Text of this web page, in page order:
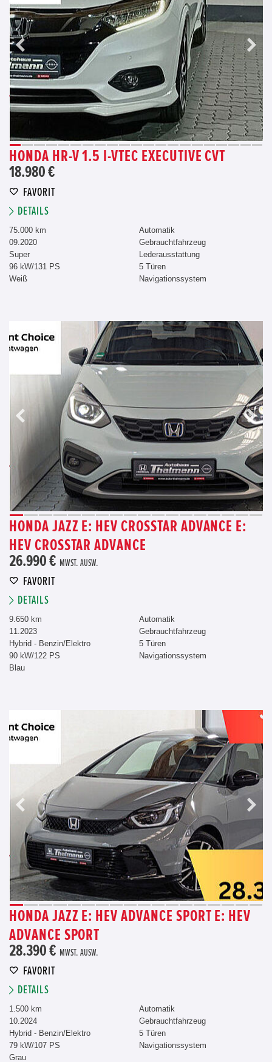
HONDA HR-V 1.5 I-VTEC EXECUTIVE CVT
18.980 €
FAVORIT
DETAILS
75.000 km
09.2020
Super
96 kW/131 PS
Weiß
Automatik
Gebrauchtfahrzeug
Lederausstattung
5 Türen
Navigationssystem
HONDA JAZZ E: HEV CROSSTAR ADVANCE E:
HEV CROSSTAR ADVANCE
26.990 € MWST. AUSW.
FAVORIT
DETAILS
9.650 km
11.2023
Hybrid - Benzin/Elektro
90 kW/122 PS
Blau
Automatik
Gebrauchtfahrzeug
5 Türen
Navigationssystem
HONDA JAZZ E: HEV ADVANCE SPORT E: HEV
ADVANCE SPORT
28.390 € MWST. AUSW.
FAVORIT
DETAILS
1.500 km
10.2024
Hybrid - Benzin/Elektro
79 kW/107 PS
Grau
Automatik
Gebrauchtfahrzeug
5 Türen
Navigationssystem